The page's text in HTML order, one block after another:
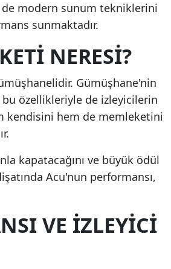
de modern sunum tekniklerini
sunmaktadır.
NERESI?
Gümüşhane'nin
özellikleriyle de izleyicilerin
kendisini hem de memleketini
kapatacağını ve büyük ödül
Acu'nun performansı,
VE İZLEYICI